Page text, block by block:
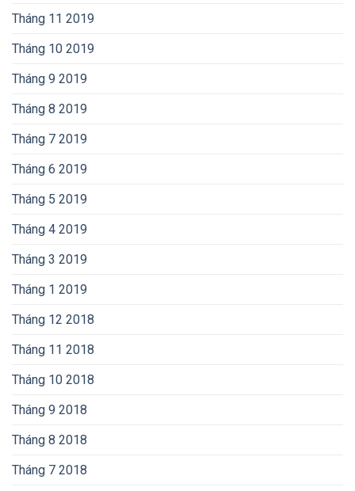
Tháng 11 2019
Tháng 10 2019
Tháng 9 2019
Tháng 8 2019
Tháng 7 2019
Tháng 6 2019
Tháng 5 2019
Tháng 4 2019
Tháng 3 2019
Tháng 1 2019
Tháng 12 2018
Tháng 11 2018
Tháng 10 2018
Tháng 9 2018
Tháng 8 2018
Tháng 7 2018